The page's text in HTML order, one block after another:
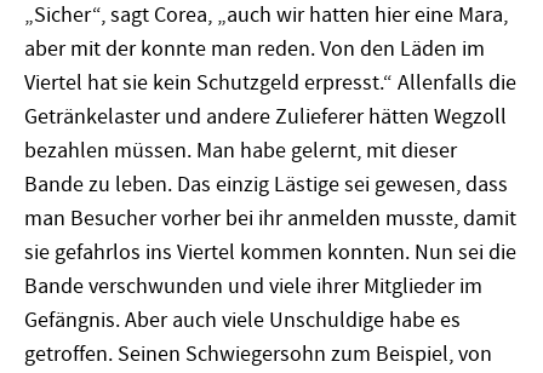
„Sicher“, sagt Corea, „auch wir hatten hier eine Mara,
aber mit der konnte man reden. Von den Läden im
Viertel hat sie kein Schutzgeld erpresst.“ Allenfalls die
Getränkelaster und andere Zulieferer hätten Wegzoll
bezahlen müssen. Man habe gelernt, mit dieser
Bande zu leben. Das einzig Lästige sei gewesen, dass
man Besucher vorher bei ihr anmelden musste, damit
sie gefahrlos ins Viertel kommen konnten. Nun sei die
Bande verschwunden und viele ihrer Mitglieder im
Gefängnis. Aber auch viele Unschuldige habe es
getroffen. Seinen Schwiegersohn zum Beispiel, von